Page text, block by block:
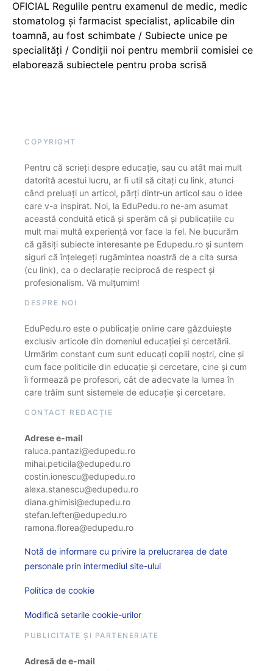
OFICIAL Regulile pentru examenul de medic, medic
stomatolog și farmacist specialist, aplicabile din
toamnă, au fost schimbate / Subiecte unice pe
specialități / Condiții noi pentru membrii comisiei ce
elaborează subiectele pentru proba scrisă
COPYRIGHT
Pentru că scrieți despre educație, sau cu atât mai mult
datorită acestui lucru, ar fi util să citați cu link, atunci
când preluați un articol, părți dintr-un articol sau o idee
care v-a inspirat. Noi, la EduPedu.ro ne-am asumat
această conduită etică și sperăm că și publicațiile cu
mult mai multă experiență vor face la fel. Ne bucurăm
că găsiți subiecte interesante pe Edupedu.ro și suntem
siguri că înțelegeți rugămintea noastră de a cita sursa
(cu link), ca o declarație reciprocă de respect și
profesionalism. Vă mulțumim!
DESPRE NOI
EduPedu.ro este o publicație online care găzduiește
exclusiv articole din domeniul educației și cercetării.
Urmărim constant cum sunt educați copiii noștri, cine și
cum face politicile din educație și cercetare, cine și cum
îi formează pe profesori, cât de adecvate la lumea în
care trăim sunt sistemele de educație și cercetare.
CONTACT REDACȚIE
Adrese e-mail
raluca.pantazi@edupedu.ro
mihai.peticila@edupedu.ro
costin.ionescu@edupedu.ro
alexa.stanescu@edupedu.ro
diana.ghimisi@edupedu.ro
stefan.lefter@edupedu.ro
ramona.florea@edupedu.ro
Notă de informare cu privire la prelucrarea de date
personale prin intermediul site-ului
Politica de cookie
Modifică setarile cookie-urilor
PUBLICITATE ȘI PARTENERIATE
Adresă de e-mail